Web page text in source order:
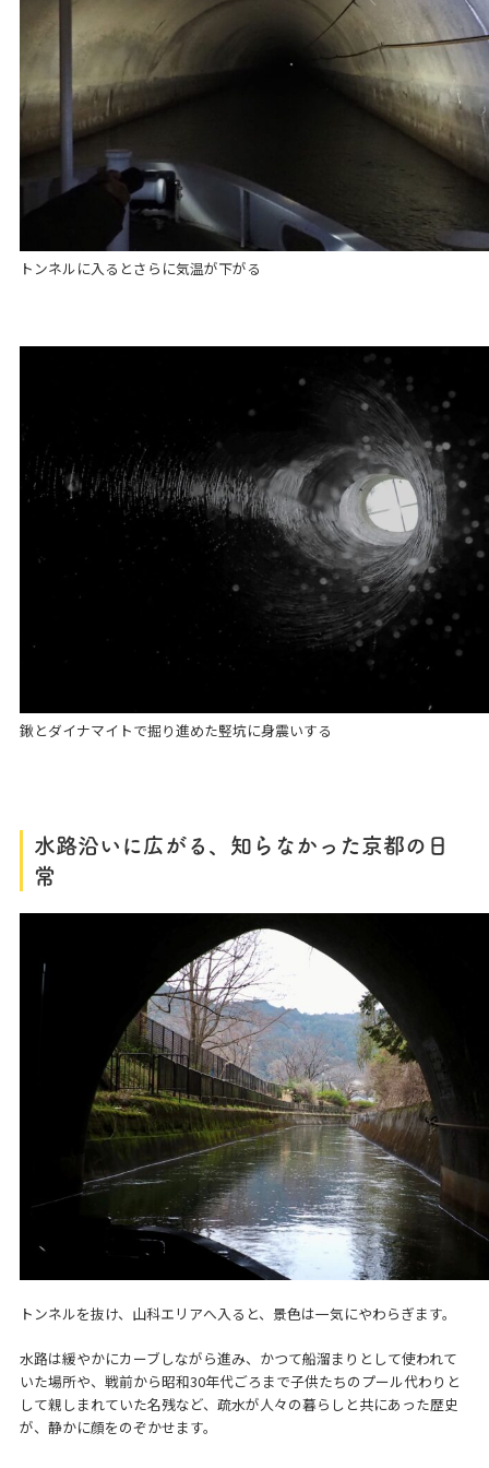
トンネルに入るとさらに気温が下がる
鍬とダイナマイトで掘り進めた竪坑に身震いする
水路沿いに広がる、知らなかった京都の日
常
トンネルを抜け、山科エリアへ入ると、景色は一気にやわらぎます。
水路は緩やかにカーブしながら進み、かつて船溜まりとして使われて
いた場所や、戦前から昭和30年代ごろまで子供たちのプール代わりと
して親しまれていた名残など、疏水が人々の暮らしと共にあった歴史
が、静かに顔をのぞかせます。